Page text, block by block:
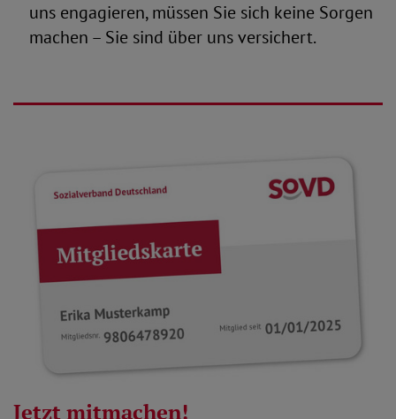
uns engagieren, müssen Sie sich keine Sorgen
machen – Sie sind über uns versichert.
Jetzt mitmachen!